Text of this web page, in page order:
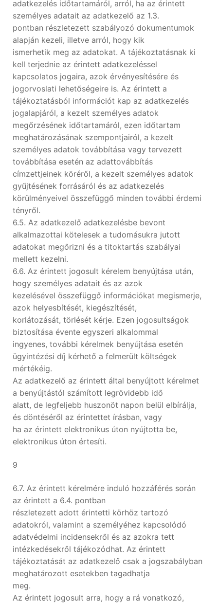
adatkezelés időtartamáról, arról, ha az érintett
személyes adatait az adatkezelő az 1.3.
pontban részletezett szabályozó dokumentumok
alapján kezeli, illetve arról, hogy kik
ismerhetik meg az adatokat. A tájékoztatásnak ki
kell terjednie az érintett adatkezeléssel
kapcsolatos jogaira, azok érvényesítésére és
jogorvoslati lehetőségeire is. Az érintett a
tájékoztatásból információt kap az adatkezelés
jogalapjáról, a kezelt személyes adatok
megőrzésének időtartamáról, ezen időtartam
meghatározásának szempontjairól, a kezelt
személyes adatok továbbítása vagy tervezett
továbbítása esetén az adattovábbítás
címzettjeinek köréről, a kezelt személyes adatok
gyűjtésének forrásáról és az adatkezelés
körülményeivel összefüggő minden további érdemi
tényről.
6.5. Az adatkezelő adatkezelésbe bevont
alkalmazottai kötelesek a tudomásukra jutott
adatokat megőrizni és a titoktartás szabályai
mellett kezelni.
6.6. Az érintett jogosult kérelem benyújtása után,
hogy személyes adatait és az azok
kezelésével összefüggő információkat megismerje,
azok helyesbítését, kiegészítését,
korlátozását, törlését kérje. Ezen jogosultságok
biztosítása évente egyszeri alkalommal
ingyenes, további kérelmek benyújtása esetén
ügyintézési díj kérhető a felmerült költségek
mértékéig.
Az adatkezelő az érintett által benyújtott kérelmet
a benyújtástól számított legrövidebb idő
alatt, de legfeljebb huszonöt napon belül elbírálja,
és döntéséről az érintettet írásban, vagy
ha az érintett elektronikus úton nyújtotta be,
elektronikus úton értesíti.
9
6.7. Az érintett kérelmére induló hozzáférés során
az érintett a 6.4. pontban
részletezett adott érintetti körhöz tartozó
adatokról, valamint a személyéhez kapcsolódó
adatvédelmi incidensekről és az azokra tett
intézkedésekről tájékozódhat. Az érintett
tájékoztatását az adatkezelő csak a jogszabályban
meghatározott esetekben tagadhatja
meg.
Az érintett jogosult arra, hogy a rá vonatkozó,